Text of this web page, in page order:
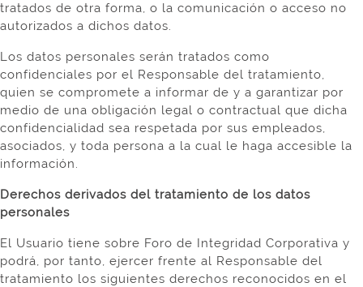
tratados de otra forma, o la comunicación o acceso no
autorizados a dichos datos.
Los datos personales serán tratados como
confidenciales por el Responsable del tratamiento,
quien se compromete a informar de y a garantizar por
medio de una obligación legal o contractual que dicha
confidencialidad sea respetada por sus empleados,
asociados, y toda persona a la cual le haga accesible la
información.
Derechos derivados del tratamiento de los datos
personales
El Usuario tiene sobre Foro de Integridad Corporativa y
podrá, por tanto, ejercer frente al Responsable del
tratamiento los siguientes derechos reconocidos en el